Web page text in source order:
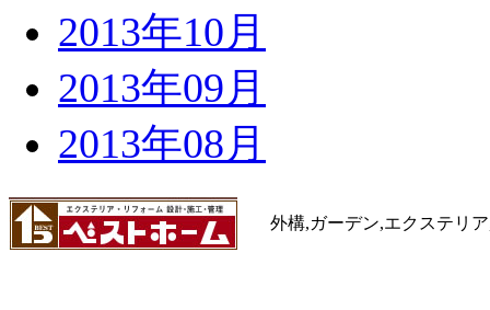
2013年10月
2013年09月
2013年08月
外構,ガーデン,エクステリ